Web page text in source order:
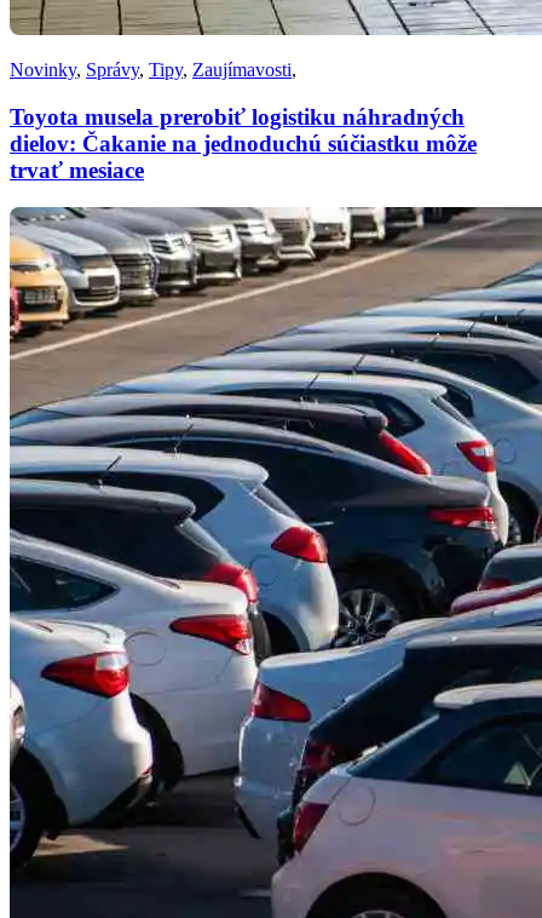
Novinky, Správy, Tipy, Zaujímavosti,
Toyota musela prerobiť logistiku náhradných
dielov: Čakanie na jednoduchú súčiastku môže
trvať mesiace